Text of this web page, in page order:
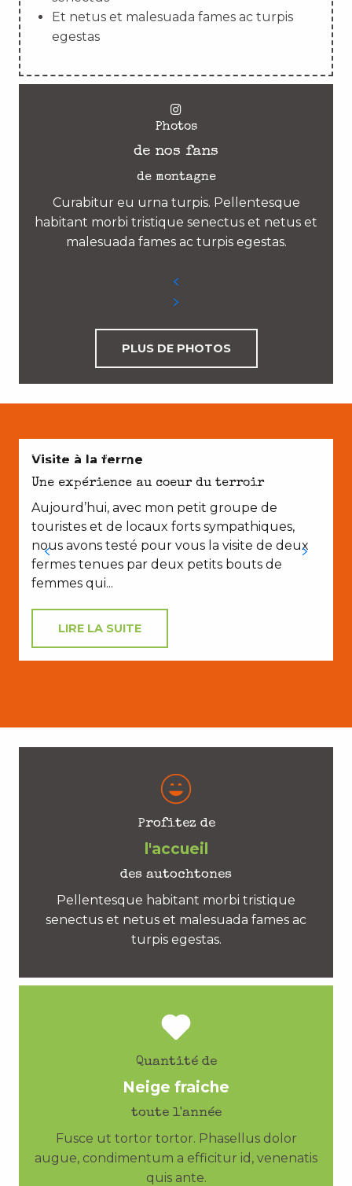
Et netus et malesuada fames ac turpis
egestas
Photos
de nos fans
de montagne
Curabitur eu urna turpis. Pellentesque
habitant morbi tristique senectus et netus et
malesuada fames ac turpis egestas.
PLUS DE PHOTOS
AVEC LES ENFANTS
Visite à la ferme
Une expérience au coeur du terroir
Aujourd’hui, avec mon petit groupe de
touristes et de locaux forts sympathiques,
nous avons testé pour vous la visite de deux
fermes tenues par deux petits bouts de
femmes qui...
LIRE LA SUITE
Profitez de
l'accueil
des autochtones
Pellentesque habitant morbi tristique
senectus et netus et malesuada fames ac
turpis egestas.
Quantité de
Neige fraiche
toute l'année
Fusce ut tortor tortor. Phasellus dolor
augue, condimentum a efficitur id, venenatis
quis ante.